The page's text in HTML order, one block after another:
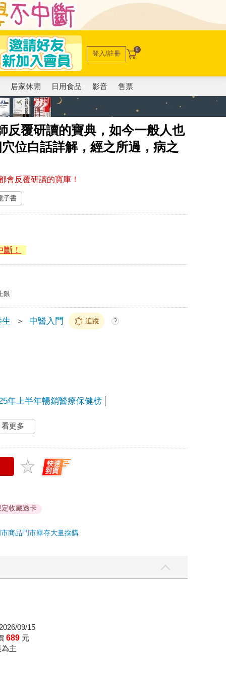
登入/註冊 0
居家休閒 日用食品 影音 售票
反覆研讀的寶典，如今一般人也
位白話詳解，經之所過，病之
會反覆研讀的寶庫！
子書
！
限
＞ 中醫入門 追蹤 ?
年上半年暢銷醫療保健榜
看更多
收藏透卡
商品門市庫存大量採購
09/15
689 元
主